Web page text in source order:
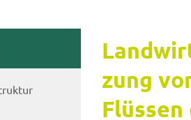
zung
Flüs­sen